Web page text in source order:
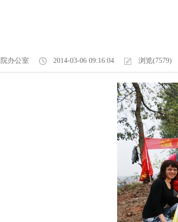
办公室 2014-03-06 09:16:04 浏览(7579)